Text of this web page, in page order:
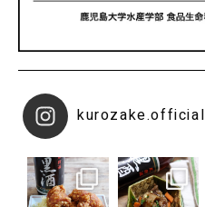
kurozake.official